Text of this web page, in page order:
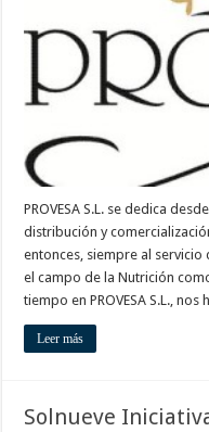
PROVESA S.L. se dedica
distribución y
entonces, siempre al
el campo de la Nutrición
tiempo en PROVESA S.L.,
Leer más
Solnueve